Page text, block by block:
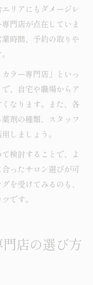
リアにもダメージレ
門店が点在していま
時間、予約の取りや
ラー専門店」といっ
、自宅や職場からア
なります。また、各
剤の種類、スタッフ
しましょう。
検討することで、よ
ったサロン選びが可
を受けてみるのも、
です。
店の選び方